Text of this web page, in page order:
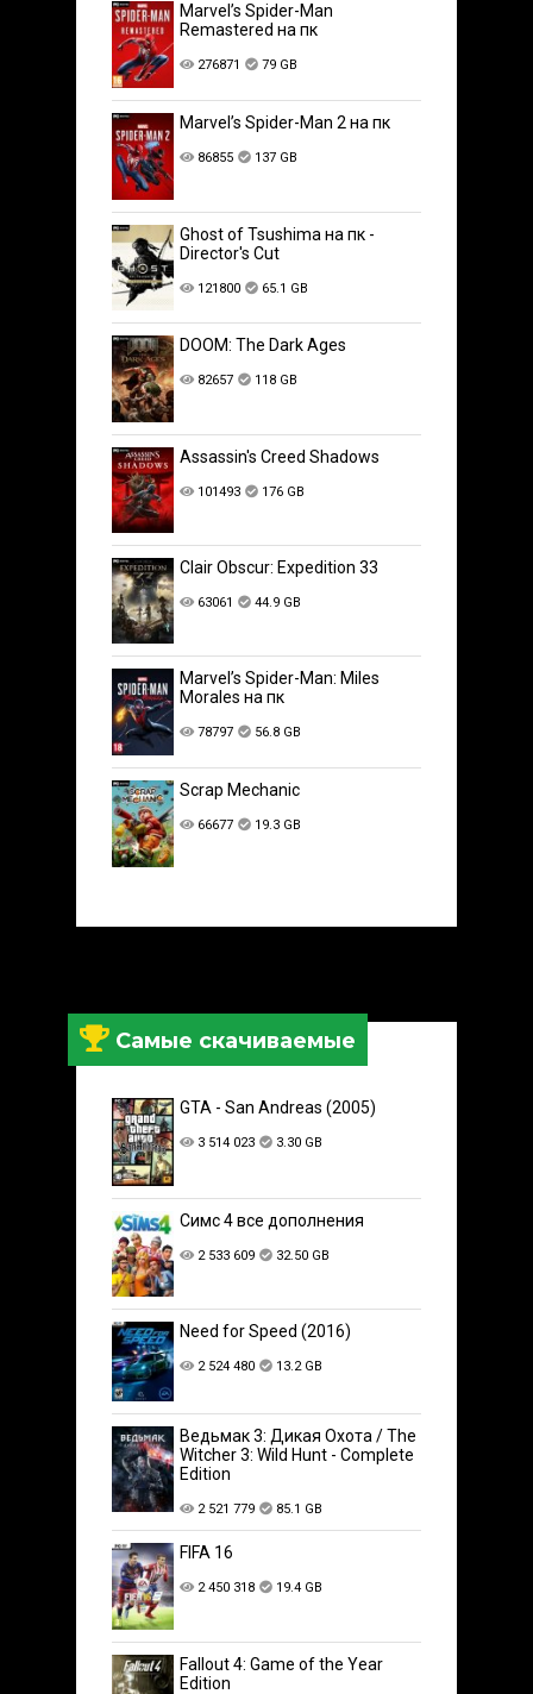
Marvel’s Spider-Man
Remastered на пк
276871 79 GB
Marvel’s Spider-Man 2 на пк
86855 137 GB
Ghost of Tsushima на пк -
Director's Cut
121800 65.1 GB
DOOM: The Dark Ages
82657 118 GB
Assassin's Creed Shadows
101493 176 GB
Clair Obscur: Expedition 33
63061 44.9 GB
Marvel’s Spider-Man: Miles
Morales на пк
78797 56.8 GB
Scrap Mechanic
66677 19.3 GB
Самые скачиваемые
GTA - San Andreas (2005)
3 514 023 3.30 GB
Симс 4 все дополнения
2 533 609 32.50 GB
Need for Speed (2016)
2 524 480 13.2 GB
Ведьмак 3: Дикая Охота / The
Witcher 3: Wild Hunt - Complete
Edition
2 521 779 85.1 GB
FIFA 16
2 450 318 19.4 GB
Fallout 4: Game of the Year
Edition